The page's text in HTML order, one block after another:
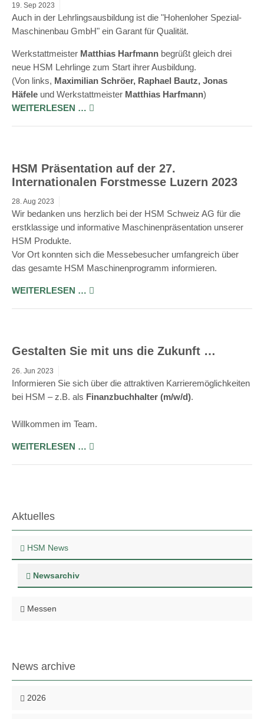
19. Sep 2023
Auch in der Lehrlingsausbildung ist die "Hohenloher Spezial-
Maschinenbau GmbH" ein Garant für Qualität.
Werkstattmeister Matthias Harfmann begrüßt gleich drei
neue HSM Lehrlinge zum Start ihrer Ausbildung.
(Von links, Maximilian Schröer, Raphael Bautz, Jonas
Häfele und Werkstattmeister Matthias Harfmann)
WEITERLESEN …
HSM Präsentation auf der 27.
Internationalen Forstmesse Luzern 2023
28.Aug 2023
Wir bedanken uns herzlich bei der HSM Schweiz AG für die
erstklassige und informative Maschinenpräsentation unserer
HSM Produkte.
Vor Ort konnten sich die Messebesucher umfangreich über
das gesamte HSM Maschinenprogramm informieren.
WEITERLESEN …
Gestalten Sie mit uns die Zukunft …
26. Jun 2023
Informieren Sie sich über die attraktiven Karrieremöglichkeiten
bei HSM –z.B. als Finanzbuchhalter (m/w/d).
Willkommen im Team.
WEITERLESEN …
Aktuelles
HSM News
Newsarchiv
Messen
News archive
2026